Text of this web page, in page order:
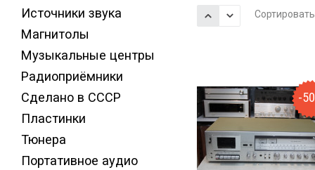
Источники звука
Магнитолы
Музыкальные центры
Радиоприёмники
Сделано в СССР
Пластинки
Тюнера
Портативное аудио
-